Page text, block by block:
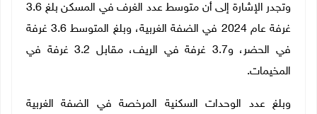
وتجدر الإشارة إلى أن متوسط عدد الغرف في المسكن بلغ 3.6
غرفة عام 2024 في الضفة الغربية، وبلغ المتوسط 3.6 غرفة
في الحضر، و3.7 غرفة في الريف، مقابل 3.2 غرفة في
المخيمات.
وبلغ عدد الوحدات السكنية المرخصة في الضفة الغربية